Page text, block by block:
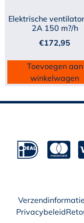
Elektrische
2A 150 m?/h
€172,95
Toevoegen aan
winkelwagen
Verzendinformatie
Privacybeleid